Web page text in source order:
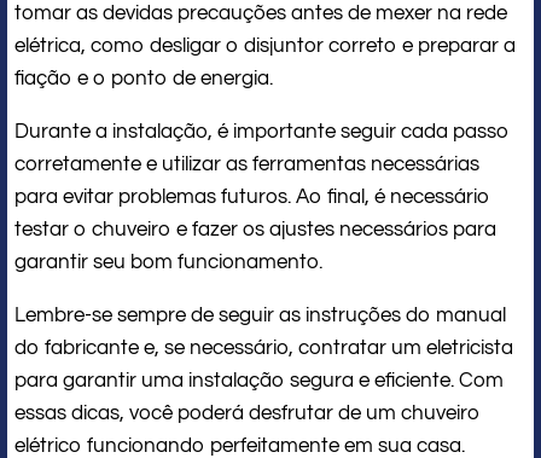
tomar as devidas precauções antes de mexer na rede
elétrica, como desligar o disjuntor correto e preparar a
fiação e o ponto de energia.
Durante a instalação, é importante seguir cada passo
corretamente e utilizar as ferramentas necessárias
para evitar problemas futuros. Ao final, é necessário
testar o chuveiro e fazer os ajustes necessários para
garantir seu bom funcionamento.
Lembre-se sempre de seguir as instruções do manual
do fabricante e, se necessário, contratar um eletricista
para garantir uma instalação segura e eficiente. Com
essas dicas, você poderá desfrutar de um chuveiro
elétrico funcionando perfeitamente em sua casa.